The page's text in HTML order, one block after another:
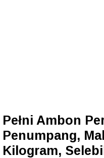
Pełni Ambon
Penumpang,
Kilogram,